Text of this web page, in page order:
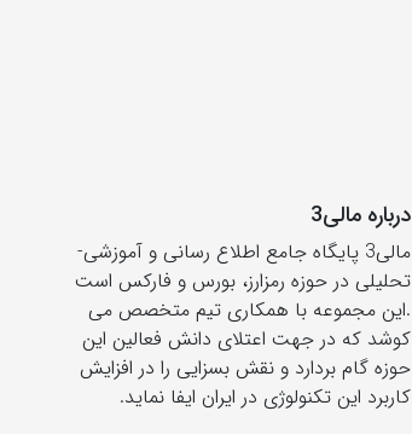
درباره مالی3
مالی3 پایگاه جامع اطلاع رسانی و آموزشی-
تحلیلی در حوزه رمزارز، بورس و فارکس است
.این مجموعه با همکاری تیم متخصص می
کوشد که در جهت اعتلای دانش فعالین این
حوزه گام بردارد و نقش بسزایی را در افزایش
کاربرد این تکنولوژی در ایران ایفا نماید.